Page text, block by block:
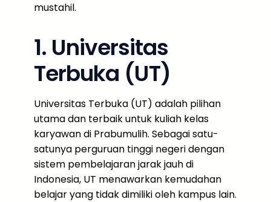
mustahil.
1. Universitas
Terbuka (UT)
Universitas Terbuka (UT) adalah pilihan
utama dan terbaik untuk kuliah kelas
karyawan di Prabumulih. Sebagai satu-
satunya perguruan tinggi negeri dengan
sistem pembelajaran jarak jauh di
Indonesia, UT menawarkan kemudahan
belajar yang tidak dimiliki oleh kampus lain.